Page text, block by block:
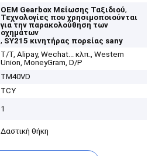
OEM Gearbox Μείωσης Ταξιδιού,
Τεχνολογίες που χρησιμοποιούνται
για την παρακολούθηση των
οχημάτων
, SY215 κινητήρας πορείας sany
Τ/Τ, Alipay, Wechat... κλπ., Western
Union, MoneyGram, D/P
TM40VD
TCY
1
Δαστική θήκη